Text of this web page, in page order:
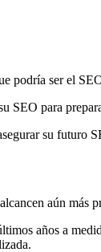
podría ser el
SEO para
su futuro
aún más
años a